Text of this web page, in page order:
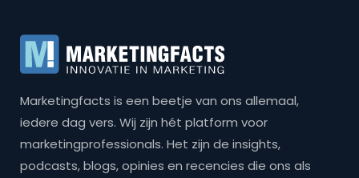
Marketingfacts is een beetje van ons allemaal,
iedere dag vers. Wij zijn hét platform voor
marketingprofessionals. Het zijn de insights,
podcasts, blogs, opinies en recencies die ons als